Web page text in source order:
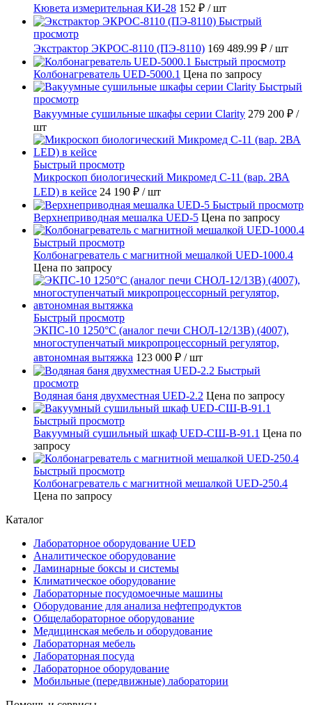
Кювета измерительная КИ-28 152 ₽ / шт
Быстрый
просмотр
Экстрактор ЭКРОС-8110 (ПЭ-8110) 169 489.99 ₽ / шт
Быстрый просмотр
Колбонагреватель UED-5000.1 Цена по запросу
Быстрый
просмотр
Вакуумные сушильные шкафы серии Clarity 279 200 ₽ /
шт
Быстрый просмотр
Микроскоп биологический Микромед С-11 (вар. 2ВА
LED) в кейсе 24 190 ₽ / шт
Быстрый просмотр
Верхнеприводная мешалка UED-5 Цена по запросу
Быстрый просмотр
Колбонагреватель с магнитной мешалкой UED-1000.4
Цена по запросу
Быстрый просмотр
ЭКПС-10 1250°С (аналог печи СНОЛ-12/13В) (4007),
многоступенчатый микропроцессорный регулятор,
автономная вытяжка 123 000 ₽ / шт
Быстрый
просмотр
Водяная баня двухместная UED-2.2 Цена по запросу
Быстрый просмотр
Вакуумный сушильный шкаф UED-СШ-В-91.1 Цена по
запросу
Быстрый просмотр
Колбонагреватель с магнитной мешалкой UED-250.4
Цена по запросу
Каталог
Лабораторное оборудование UED
Аналитическое оборудование
Ламинарные боксы и системы
Климатическое оборудование
Лабораторные посудомоечные машины
Оборудование для анализа нефтепродуктов
Общелабораторное оборудование
Медицинская мебель и оборудование
Лабораторная мебель
Лабораторная посуда
Лабораторное оборудование
Мобильные (передвижные) лаборатории